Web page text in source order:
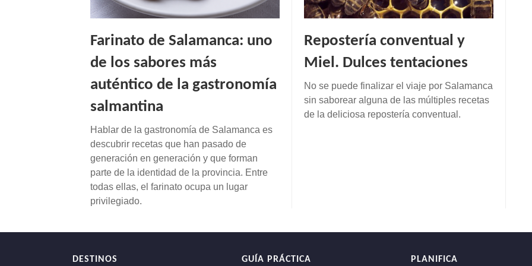
NAVEGACIÓN
Farinato de Salamanca: uno
de los sabores más
auténtico de la gastronomía
salmantina
Hablar de la gastronomía de Salamanca es
descubrir recetas que han pasado de
generación en generación y que forman
parte de la identidad de la provincia. Entre
todas ellas, el farinato ocupa un lugar
privilegiado.
Repostería conventual y
Miel. Dulces tentaciones
No se puede finalizar el viaje por Salamanca
sin saborear alguna de las múltiples recetas
de la deliciosa repostería conventual.
DESTINOS GUÍA PRÁCTICA PLANIFICA